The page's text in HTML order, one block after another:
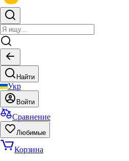
Найти
Укр
Войти
Сравнение
Любимые
Корзина